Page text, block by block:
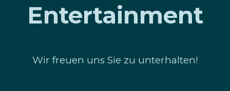
Entertainment
Wir freuen uns Sie zu unterhalten!